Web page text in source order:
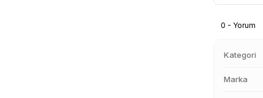
0 - Yorum
Kategori
Marka